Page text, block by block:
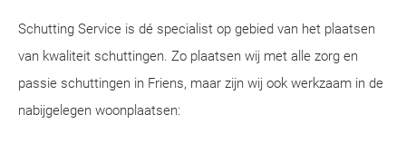
Schutting Service is dé specialist op gebied van het plaatsen
van kwaliteit schuttingen. Zo plaatsen wij met alle zorg en
passie schuttingen in Friens, maar zijn wij ook werkzaam in de
nabijgelegen woonplaatsen: